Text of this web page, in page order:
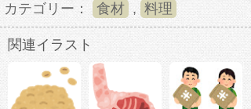
カテゴリー： 食材 , 料理
関連イラスト